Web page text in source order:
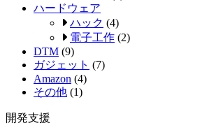
ハードウェア
ハック (4)
電子工作 (2)
DTM (9)
ガジェット (7)
Amazon (4)
その他 (1)
開発支援